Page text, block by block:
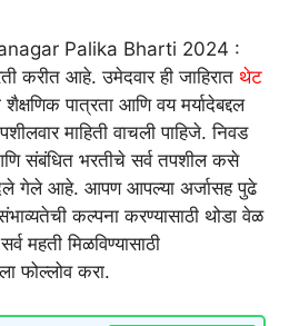
Palika Bharti 2024 :
करीत आहे. उमेदवार ही जाहिरात थेट
पात्रता आणि वय मर्यादेबद्दल
माहिती वाचली पाहिजे. निवड
संबंधित भरतीचे सर्व तपशील कसे
गेले आहे. आपण आपल्या अर्जासह पुढे
संभाव्यतेची कल्पना करण्यासाठी थोडा वेळ
महती मिळविण्यासाठी
ला फोल्लोव करा.